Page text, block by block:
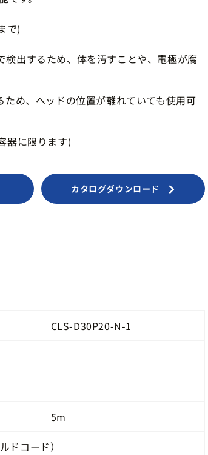
で)
出するため、体を汚すことや、電極が腐
め、ヘッドの位置が離れていても使用可
器に限ります)
カタログダウンロード
CLS-D30P20-N-1
5m
コード）